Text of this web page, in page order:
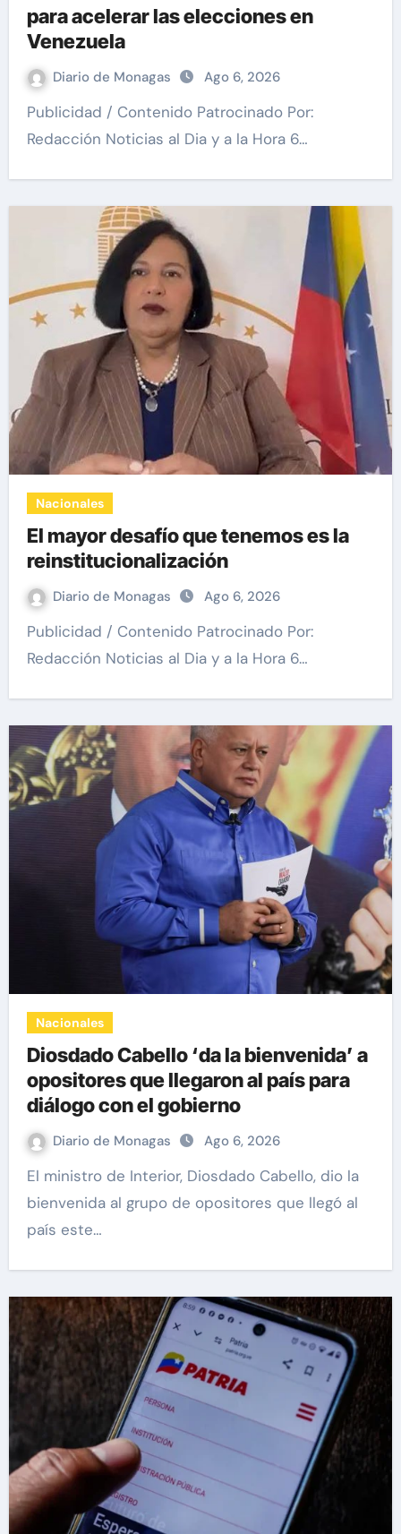
para acelerar las elecciones en
Venezuela
Diario de Monagas Ago 6, 2026
Publicidad / Contenido Patrocinado Por:
Redacción Noticias al Dia y a la Hora 6…
Nacionales
El mayor desafío que tenemos es la
reinstitucionalización
Diario de Monagas Ago 6, 2026
Publicidad / Contenido Patrocinado Por:
Redacción Noticias al Dia y a la Hora 6…
Nacionales
Diosdado Cabello ‘da la bienvenida’ a
opositores que llegaron al país para
diálogo con el gobierno
Diario de Monagas Ago 6, 2026
El ministro de Interior, Diosdado Cabello, dio la
bienvenida al grupo de opositores que llegó al
país este…